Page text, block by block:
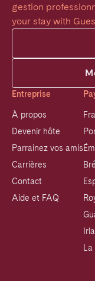
gestion
your stay with
Entreprise
À propos
Devenir hôte
Parrainez vos amis
Carrières
Contact
Aide et FAQ
La